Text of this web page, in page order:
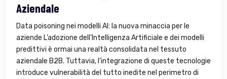
Aziendale
Data poisoning nei modelli AI: la nuova minaccia per le
aziende L’adozione dell’Intelligenza Artificiale e dei modelli
predittivi è ormai una realtà consolidata nel tessuto
aziendale B2B. Tuttavia, l’integrazione di queste tecnologie
introduce vulnerabilità del tutto inedite nel perimetro di